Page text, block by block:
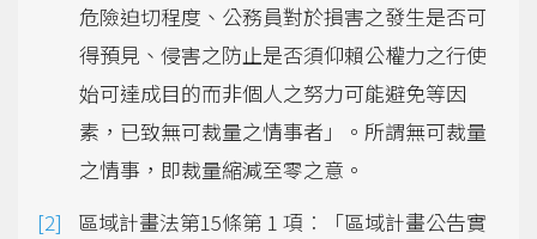
危險迫切程度、公務員對於損害之發生是否可
得預見、侵害之防止是否須仰賴公權力之行使
始可達成目的而非個人之努力可能避免等因
素，已致無可裁量之情事者」。所謂無可裁量
之情事，即裁量縮減至零之意。
區域計畫法第15條第 1 項︰「區域計畫公告實